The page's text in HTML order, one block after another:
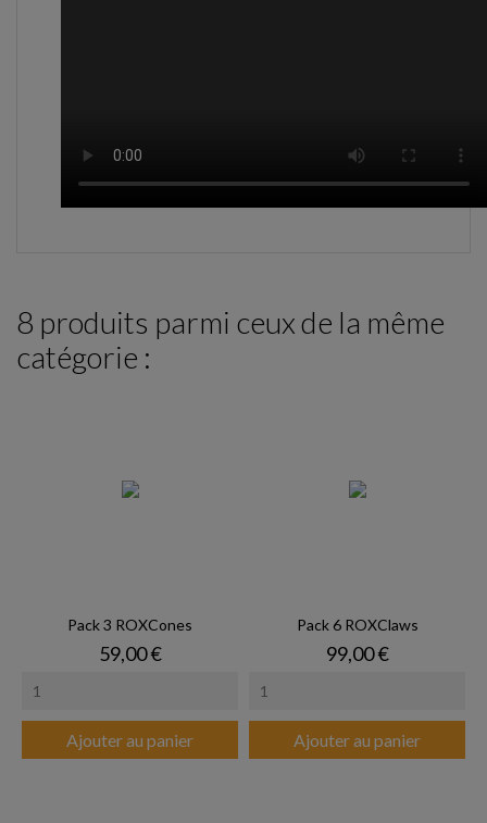
8 produits parmi ceux de la même
catégorie :
Pack 3 ROXCones
Prix
59,00 €
Ajouter au panier
Pack 6 ROXClaws
Prix
99,00 €
Ajouter au panier